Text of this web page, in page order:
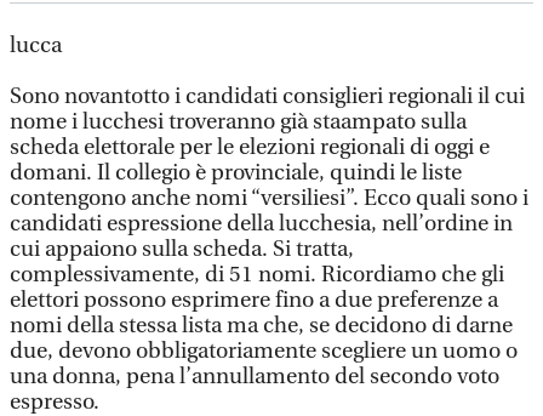
lucca
Sono novantotto i candidati consiglieri regionali il cui
nome i lucchesi troveranno già staampato sulla
scheda elettorale per le elezioni regionali di oggi e
domani. Il collegio è provinciale, quindi le liste
contengono anche nomi “versiliesi”. Ecco quali sono i
candidati espressione della lucchesia, nell’ordine in
cui appaiono sulla scheda. Si tratta,
complessivamente, di 51 nomi. Ricordiamo che gli
elettori possono esprimere fino a due preferenze a
nomi della stessa lista ma che, se decidono di darne
due, devono obbligatoriamente scegliere un uomo o
una donna, pena l’annullamento del secondo voto
espresso.